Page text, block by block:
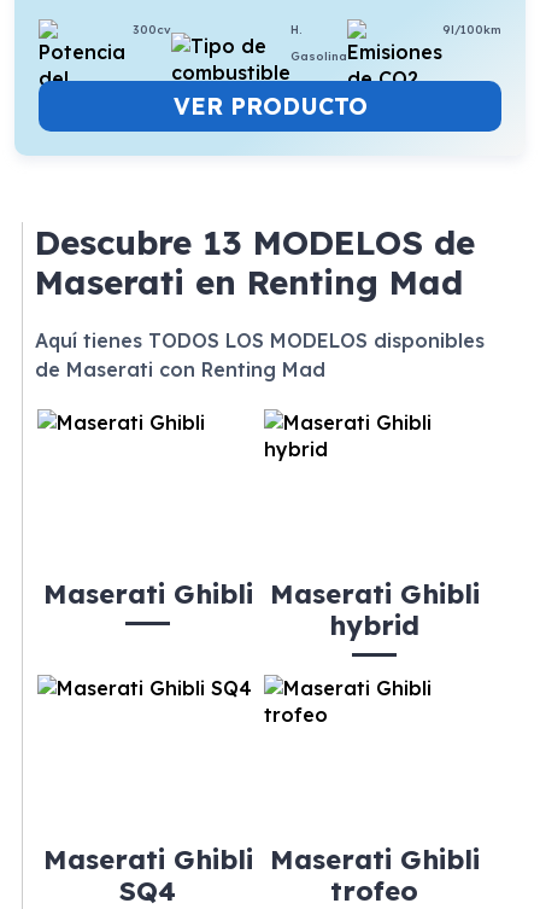
300cv
H.
Gasolina
9l/100km
VER PRODUCTO
Descubre 13 MODELOS de
Maserati en Renting Mad
Aquí tienes TODOS LOS MODELOS disponibles
de Maserati con Renting Mad
Maserati Ghibli
Maserati Ghibli
hybrid
Maserati Ghibli
SQ4
Maserati Ghibli
trofeo